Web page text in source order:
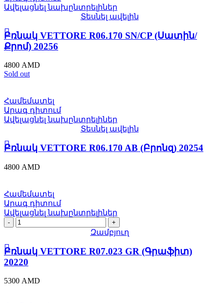
Ավելացնել նախընտրելիներ
Տեսնել ավելին
Բռնակ VЕTTORE R06.170 SN/CP (Սատին/
Քրոմ) 20256
4800 AMD
Sold out
Համեմատել
Արագ դիտում
Ավելացնել նախընտրելիներ
Տեսնել ավելին
Բռնակ VЕTTORE R06.170 AB (Բրոնզ) 20254
4800 AMD
Համեմատել
Արագ դիտում
Ավելացնել նախընտրելիներ
Բռնակ
VETTORE
GR
(Գրաֆիտ)
20220
Զամբյուղ
Բռնակ VETTORE R07.023 GR (Գրաֆիտ)
20220
5300 AMD